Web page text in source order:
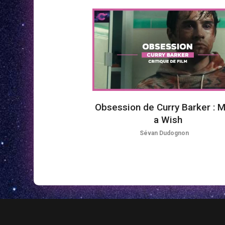
Obsession de Curry Barker :
a Wish
Sévan Dudognon